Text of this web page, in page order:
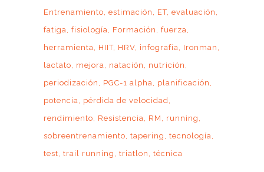
Entrenamiento estimación ET evaluación
fatiga fisiología Formación
fuerza
herramienta
HIIT HRV infografía
Ironman
lactato
mejora natación
nutrición
periodización
PGC-1 alpha
planificación
potencia
pérdida de velocidad
rendimiento
Resistencia RM
running
sobreentrenamiento tapering
tecnología
test trail running triatlon técnica